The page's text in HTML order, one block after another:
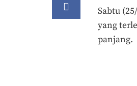
Sabtu
yang
panjang.